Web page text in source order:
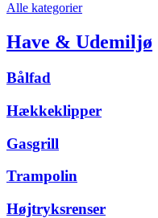
Alle kategorier
Have & Udemiljø
Bålfad
Hækkeklipper
Gasgrill
Trampolin
Højtryksrenser